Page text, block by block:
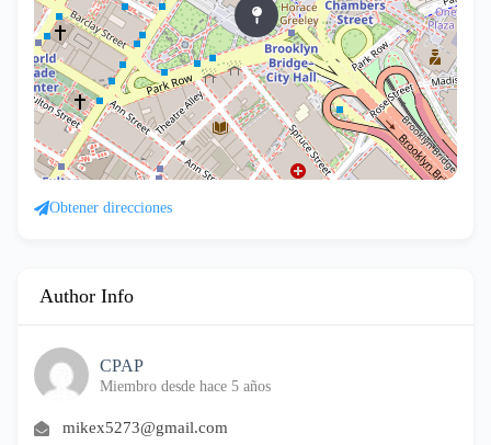
Obtener direcciones
Author Info
CPAP
Miembro desde hace 5 años
mikex5273@gmail.com